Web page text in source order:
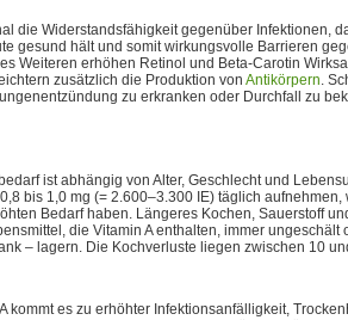
die Widerstandsfähigkeit gegenüber Infektionen,
gesund hält und somit wirkungsvolle Barrieren
Weiteren erhöhen Retinol und Beta-Carotin
zusätzlich die Produktion von Antikörpern .
zu erkranken oder Durchfall zu
ist abhängig von Alter, Geschlecht und
bis 1,0 mg (= 2.600–3.300 IE) täglich
Bedarf haben. Längeres Kochen, Sauerstoff
die Vitamin A enthalten, immer ungeschält
– lagern. Die Kochverluste liegen zwischen 10
kommt es zu erhöhter Infektionsanfälligkeit,